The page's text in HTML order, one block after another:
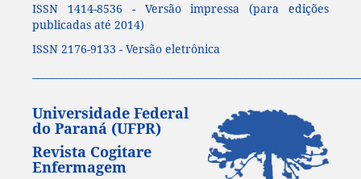
ISSN 1414-8536 - Versão impressa (para edições
publicadas até 2014)
ISSN 2176-9133 - Versão eletrônica
Universidade Federal
do Paraná (UFPR)
Revista Cogitare
Enfermagem